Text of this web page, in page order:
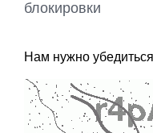
блокировки
Нам нужно